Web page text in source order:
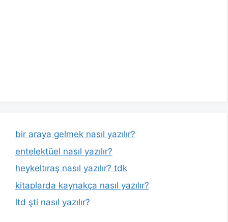
bir araya gelmek nasıl yazılır?
entelektüel nasıl yazılır?
heykeltıraş nasıl yazılır? tdk
kitaplarda kaynakça nasıl yazılır?
ltd şti nasıl yazılır?